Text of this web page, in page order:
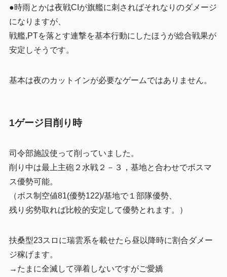
●時雨とかは夜戦CIが旗艦に刺さればそれなりのダメージ
になりますが、
戦艦,PTを落とす連撃を基本行動にしたほうが総合戦果が
安定しそうです。
基本は夜のカットインが必要なゲームではありません。
1ゲージ目削り時
司令部施設使って削っていました。
削り中は最上主砲２水戦２－３，基地と合わせでボスマ
ス優勢可能。
（ボス制空値81(優勢122)/基地で１部隊優勢、
残り劣勢取れば比較的安定して優勢とれます。）
扶桑型23スロに瑞雲系を載せたら昼以降時に割合ダメー
ジ稼げます。
→たまに全滅して弾着しないですがご愛嬌